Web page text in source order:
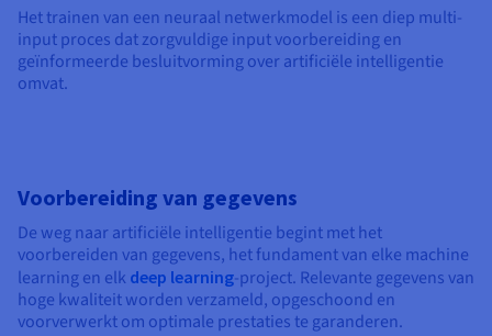
Het trainen van een neuraal netwerkmodel is een diep multi-
input proces dat zorgvuldige input voorbereiding en
geïnformeerde besluitvorming over artificiële intelligentie
omvat.
Voorbereiding van gegevens
De weg naar artificiële intelligentie begint met het
voorbereiden van gegevens, het fundament van elke machine
learning en elk deep learning-project. Relevante gegevens van
hoge kwaliteit worden verzameld, opgeschoond en
voorverwerkt om optimale prestaties te garanderen.